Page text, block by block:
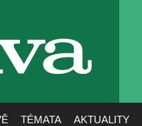
TÉMATA AKTUALITY